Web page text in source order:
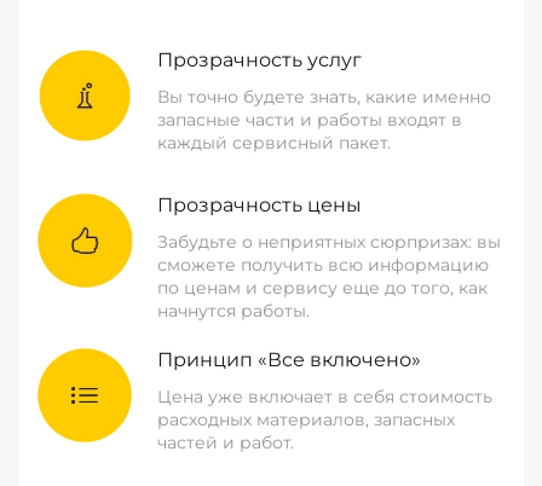
Прозрачность услуг
Вы точно будете знать, какие именно
запасные части и работы входят в
каждый сервисный пакет.
Прозрачность цены
Забудьте о неприятных сюрпризах: вы
сможете получить всю информацию
по ценам и сервису еще до того, как
начнутся работы.
Принцип «Все включено»
Цена уже включает в себя стоимость
расходных материалов, запасных
частей и работ.